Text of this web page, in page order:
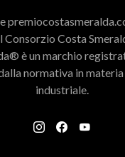
Consorzio Costa
è un marchio
normativa in
industriale.